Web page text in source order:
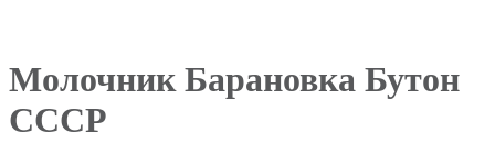
Молочник Барановка Бутон
СССР